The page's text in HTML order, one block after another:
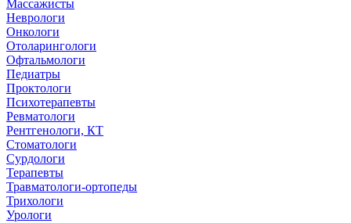
Массажисты
Неврологи
Онкологи
Отоларингологи
Офтальмологи
Педиатры
Проктологи
Психотерапевты
Ревматологи
Рентгенологи, КТ
Стоматологи
Сурдологи
Терапевты
Травматологи-ортопеды
Трихологи
Урологи